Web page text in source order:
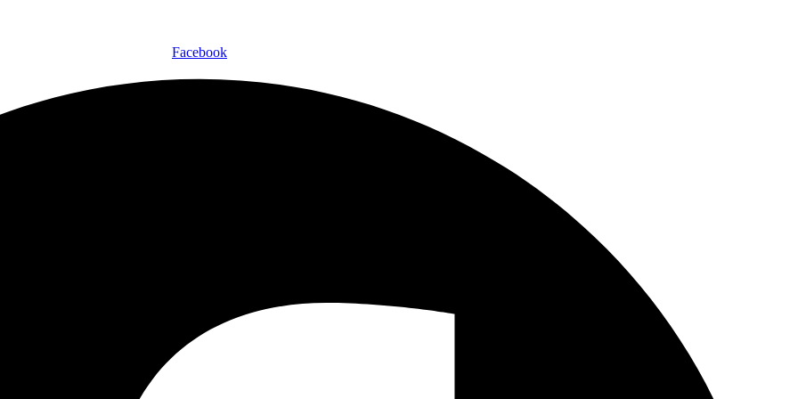
Facebook